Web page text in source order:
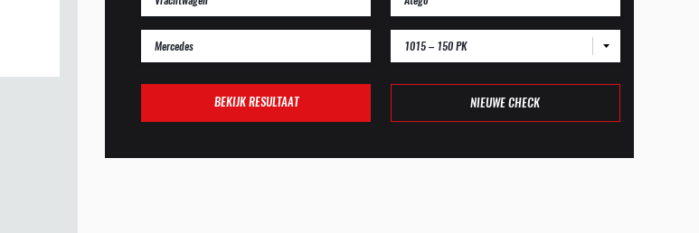
1015 – 150 PK
BEKIJK RESULTAAT NIEUWE CHECK